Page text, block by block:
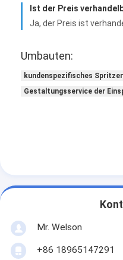
Elektronik-Spritzen
Druckguss-Service
Ist der Preis
Ja, der Preis ist
Umbauten:
kundenspezifisches
Gestaltungsservice der
Mr. Welson
+86 18965147291